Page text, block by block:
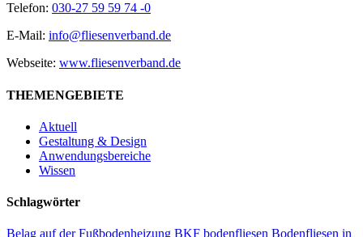
Telefon: 030-27 59 59 74 -0
E-Mail: info@fliesenverband.de
Webseite: www.fliesenverband.de
THEMENGEBIETE
Aktuell
Gestaltung & Design
Anwendungsbereiche
Wissen
Schlagwörter
Belag auf der Fußbodenheizung BKF bodenfliesen Bodenfliesen in